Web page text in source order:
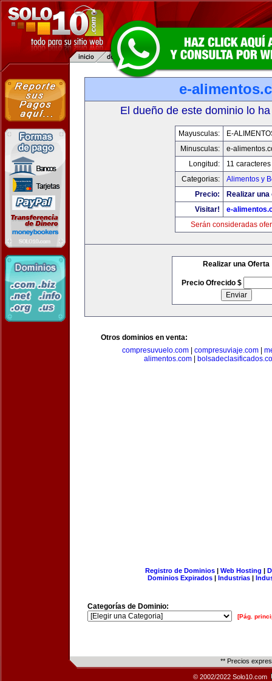
e-
El dueño de este dominio lo
Mayusculas:
E-
Minusculas:
e-
Longitud:
11 caracteres
Categorias:
Alimentos y
Precio:
Realizar
Visitar!
e-
Serán consideradas
Realizar una Oferta
Precio Ofrecido $
Otros dominios en venta:
compresuvuelo.com
compresuviaje.com
alimentos.com
Registro de Dominios| Web Hosting |
Dominios Expirados | Industrias |
Categorías de Dominio:
[Pág.
** Precios
© 2002/2022 Solo10.com